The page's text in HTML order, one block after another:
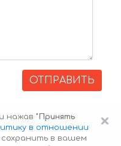
ОТПРАВИТЬ
×
нажав "Принять
в отношении
в вашем